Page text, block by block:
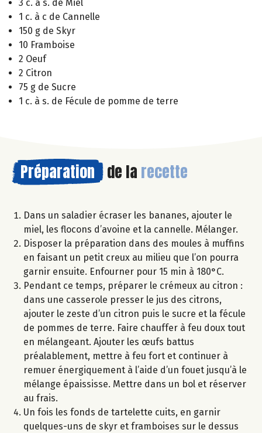
3 c. à s. de Miel
1 c. à c de Cannelle
150 g de Skyr
10 Framboise
2 Oeuf
2 Citron
75 g de Sucre
1 c. à s. de Fécule de pomme de terre
Préparation de la recette
Dans un saladier écraser les bananes, ajouter le
miel, les flocons d’avoine et la cannelle. Mélanger.
Disposer la préparation dans des moules à muffins
en faisant un petit creux au milieu que l’on pourra
garnir ensuite. Enfourner pour 15 min à 180°C.
Pendant ce temps, préparer le crémeux au citron :
dans une casserole presser le jus des citrons,
ajouter le zeste d’un citron puis le sucre et la fécule
de pommes de terre. Faire chauffer à feu doux tout
en mélangeant. Ajouter les œufs battus
préalablement, mettre à feu fort et continuer à
remuer énergiquement à l’aide d’un fouet jusqu’à le
mélange épaississe. Mettre dans un bol et réserver
au frais.
Un fois les fonds de tartelette cuits, en garnir
quelques-uns de skyr et framboises sur le dessus